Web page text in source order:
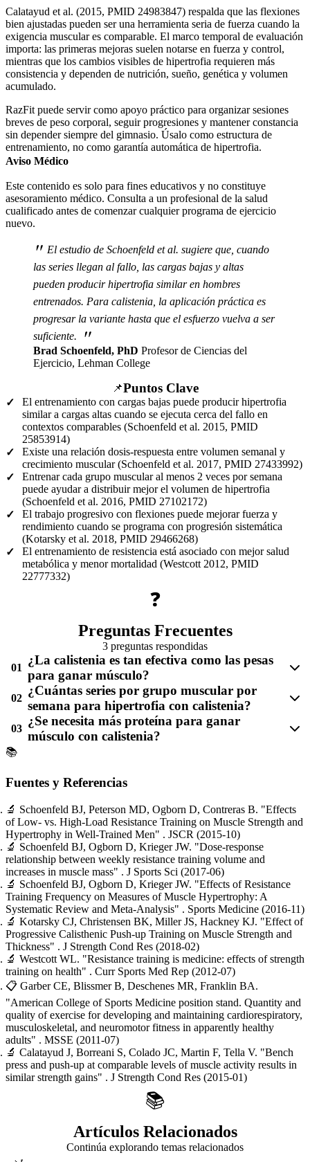
Calatayud et al. (2015, PMID 24983847) respalda que las flexiones
bien ajustadas pueden ser una herramienta seria de fuerza cuando la
exigencia muscular es comparable. El marco temporal de evaluación
importa: las primeras mejoras suelen notarse en fuerza y control,
mientras que los cambios visibles de hipertrofia requieren más
consistencia y dependen de nutrición, sueño, genética y volumen
acumulado.
RazFit puede servir como apoyo práctico para organizar sesiones
breves de peso corporal, seguir progresiones y mantener constancia
sin depender siempre del gimnasio. Úsalo como estructura de
entrenamiento, no como garantía automática de hipertrofia.
Aviso Médico
Este contenido es solo para fines educativos y no constituye
asesoramiento médico. Consulta a un profesional de la salud
cualificado antes de comenzar cualquier programa de ejercicio
nuevo.
" El estudio de Schoenfeld et al. sugiere que, cuando
las series llegan al fallo, las cargas bajas y altas
pueden producir hipertrofia similar en hombres
entrenados. Para calistenia, la aplicación práctica es
progresar la variante hasta que el esfuerzo vuelva a ser
suficiente.
"
Brad Schoenfeld, PhD Profesor de Ciencias del
Ejercicio, Lehman College
📌Puntos Clave
✓
El entrenamiento con cargas bajas puede producir hipertrofia
similar a cargas altas cuando se ejecuta cerca del fallo en
contextos comparables (Schoenfeld et al. 2015, PMID
25853914)
✓
Existe una relación dosis-respuesta entre volumen semanal y
crecimiento muscular (Schoenfeld et al. 2017, PMID 27433992)
✓
Entrenar cada grupo muscular al menos 2 veces por semana
puede ayudar a distribuir mejor el volumen de hipertrofia
(Schoenfeld et al. 2016, PMID 27102172)
✓
El trabajo progresivo con flexiones puede mejorar fuerza y
rendimiento cuando se programa con progresión sistemática
(Kotarsky et al. 2018, PMID 29466268)
✓
El entrenamiento de resistencia está asociado con mejor salud
metabólica y menor mortalidad (Westcott 2012, PMID
22777332)
❓
Preguntas Frecuentes
3 preguntas respondidas
01
¿La calistenia es tan efectiva como las pesas
para ganar músculo?
02
¿Cuántas series por grupo muscular por
semana para hipertrofia con calistenia?
03
¿Se necesita más proteína para ganar
músculo con calistenia?
📚
Fuentes y Referencias
🔬 Schoenfeld BJ, Peterson MD, Ogborn D, Contreras B. "Effects
of Low- vs. High-Load Resistance Training on Muscle Strength and
Hypertrophy in Well-Trained Men" . JSCR (2015-10)
🔬 Schoenfeld BJ, Ogborn D, Krieger JW. "Dose-response
relationship between weekly resistance training volume and
increases in muscle mass" . J Sports Sci (2017-06)
🔬 Schoenfeld BJ, Ogborn D, Krieger JW. "Effects of Resistance
Training Frequency on Measures of Muscle Hypertrophy: A
Systematic Review and Meta-Analysis" . Sports Medicine (2016-11)
🔬 Kotarsky CJ, Christensen BK, Miller JS, Hackney KJ. "Effect of
Progressive Calisthenic Push-up Training on Muscle Strength and
Thickness" . J Strength Cond Res (2018-02)
🔬 Westcott WL. "Resistance training is medicine: effects of strength
training on health" . Curr Sports Med Rep (2012-07)
📋 Garber CE, Blissmer B, Deschenes MR, Franklin BA.
"American College of Sports Medicine position stand. Quantity and
quality of exercise for developing and maintaining cardiorespiratory,
musculoskeletal, and neuromotor fitness in apparently healthy
adults" . MSSE (2011-07)
🔬 Calatayud J, Borreani S, Colado JC, Martin F, Tella V. "Bench
press and push-up at comparable levels of muscle activity results in
similar strength gains" . J Strength Cond Res (2015-01)
📚
Artículos Relacionados
Continúa explorando temas relacionados